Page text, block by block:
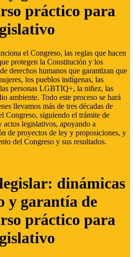
práctico para
el Congreso, las reglas que hacen
protegen la Constitución y los
derechos humanos que garantizan que
los pueblos indígenas, las
personas LGBTIQ+, la niñez, las
ambiente. Todo este proceso se hará
llevamos más de tres décadas de
Congreso, siguiendo el trámite de
legislativos, apoyando a
de proyectos de ley y proposiciones, y
del Congreso y sus resultados.
dinámicas
y garantía de
práctico para